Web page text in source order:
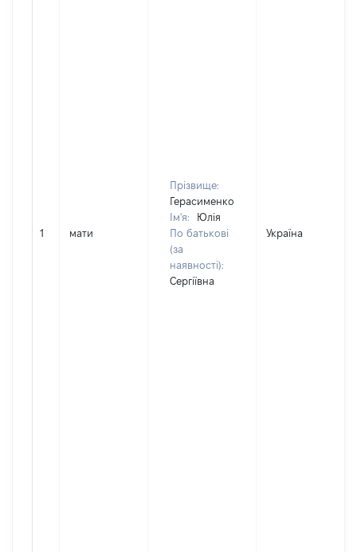
1 мати
Прізвище:
Герасименко
Ім'я:
Юлія
По батькові
(за
наявності):
Сергіївна
Україна